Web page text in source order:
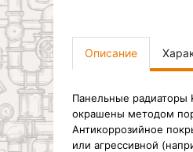
Описание
Панельные радиаторы
окрашены методом
Антикоррозийное
или агрессивной